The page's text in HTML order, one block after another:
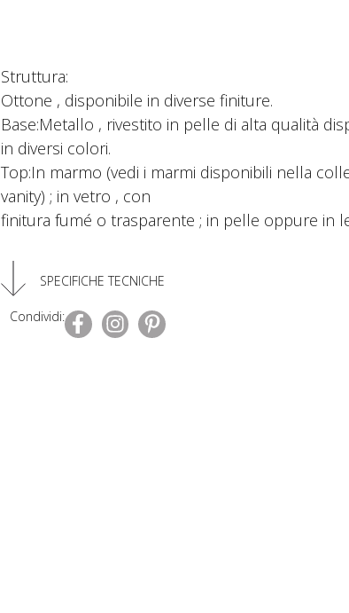
Struttura:
Ottone , disponibile in diverse finiture.
Base:Metallo , rivestito in pelle di alta qualità
in diversi colori.
Top:In marmo (vedi i marmi disponibili nella
vanity) ; in vetro , con
finitura fumé o trasparente ; in pelle oppure in
SPECIFICHE TECNICHE
Condividi: